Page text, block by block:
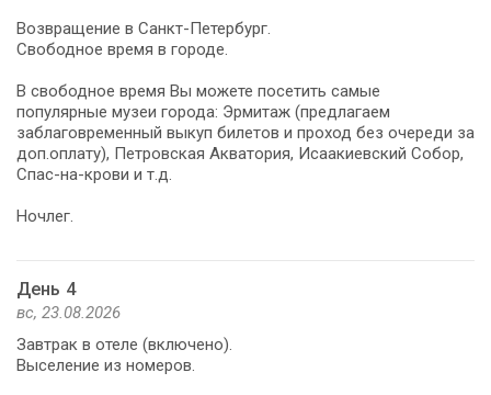
Возвращение в Санкт-Петербург.
Свободное время в городе.
В свободное время Вы можете посетить самые
популярные музеи города: Эрмитаж (предлагаем
заблаговременный выкуп билетов и проход без очереди за
доп.оплату), Петровская Акватория, Исаакиевский Собор,
Спас-на-крови и т.д.
Ночлег.
День 4
вс, 23.08.2026
Завтрак в отеле (включено).
Выселение из номеров.